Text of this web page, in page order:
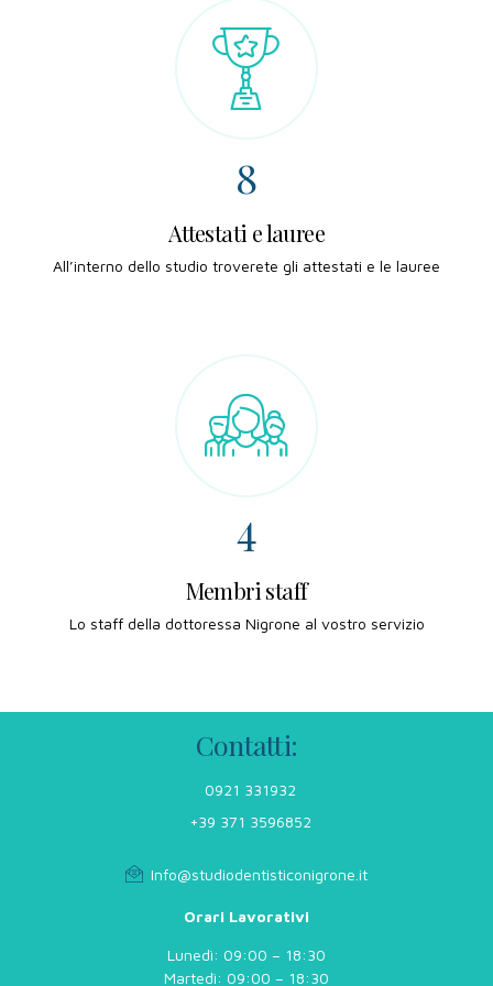
6
9
0
9
0
6
7
8
9
Attestati e lauree
All’interno dello studio troverete gli attestati e le lauree
2
4
5
7
8
9
0
Membri staff
Lo staff della dottoressa Nigrone al vostro servizio
Contatti:
0921 331932
+39 371 3596852
Info@studiodentisticonigrone.it
Orari Lavorativi
Lunedì: 09:00 – 18:30
Martedì: 09:00 – 18:30